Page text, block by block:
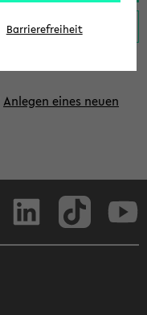
Anlegen eines neuen
Barrierefreiheit